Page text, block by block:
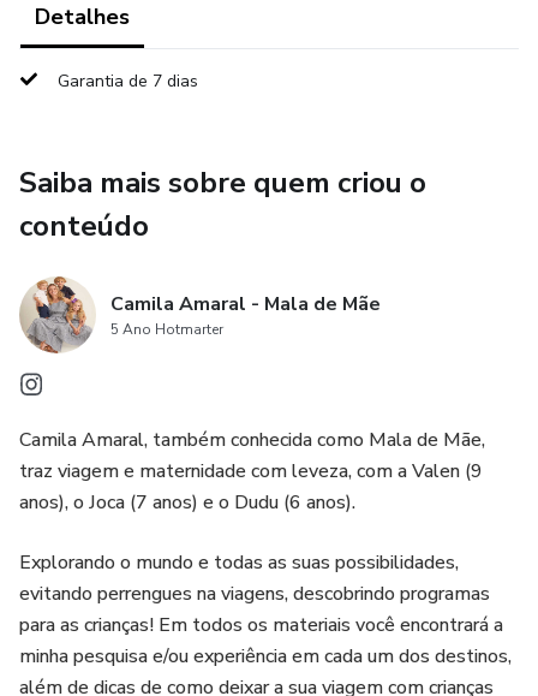
Detalhes
Garantia de 7 dias
Saiba mais sobre quem criou o
conteúdo
Camila Amaral - Mala de Mãe
5 Ano Hotmarter
Camila Amaral, também conhecida como Mala de Mãe,
traz viagem e maternidade com leveza, com a Valen (9
anos), o Joca (7 anos) e o Dudu (6 anos).
Explorando o mundo e todas as suas possibilidades,
evitando perrengues na viagens, descobrindo programas
para as crianças! Em todos os materiais você encontrará a
minha pesquisa e/ou experiência em cada um dos destinos,
além de dicas de como deixar a sua viagem com crianças